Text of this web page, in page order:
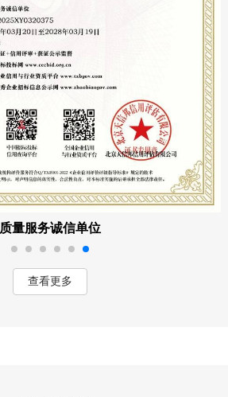
质量服务诚信单位
查看更多